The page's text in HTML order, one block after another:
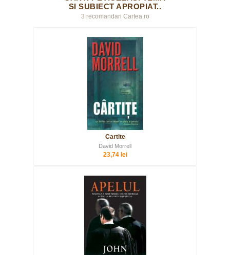
SI SUBIECT APROPIAT..
3 recomandari Cartea.ro
Cartite
David Morrell
23,74 lei